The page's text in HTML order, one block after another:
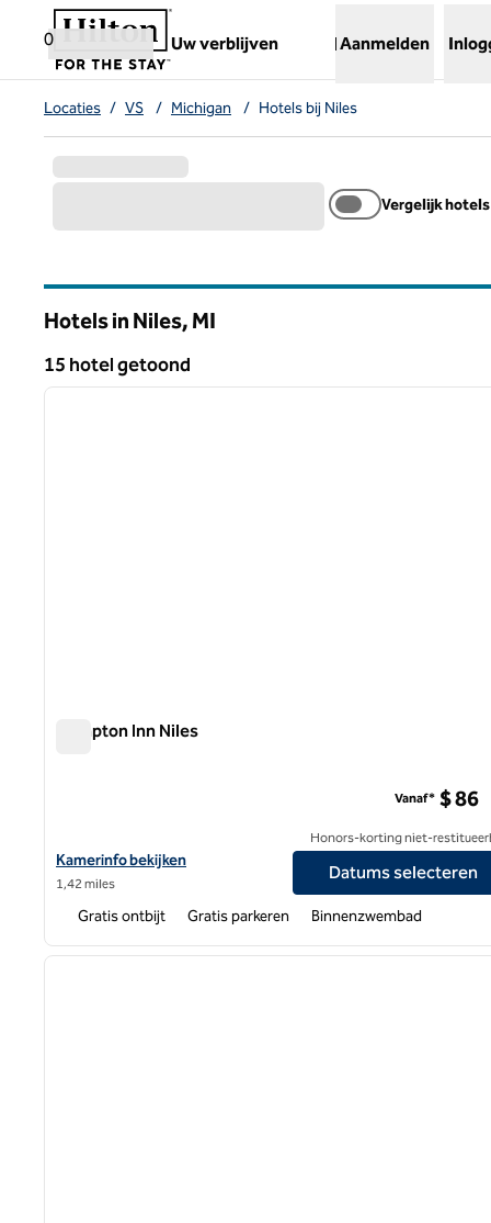
Ga door naar inhoud
0
Uw verblijven
,opent nieuw tabblad
Aanmelden
Locaties / VS / Michigan / Hotels bij Niles
Vergelijk hotels
Hotels in Niles, MI
15 hotel getoond
15 hotel getoond
1 van 12
Hampton Inn Niles
Bekijk hoteldetails voor Hampton Inn Niles
Kamerinfo bekijken
1,42 miles
Vanaf* $ 86
Honors-korting niet-
Datums selecteren
Gratis ontbijt Gratis parkeren Binnenzwembad
1 van 12